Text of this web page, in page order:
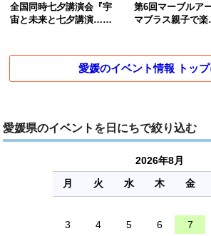
全国同時七夕講演会『宇
宙と未来と七夕講演……
第6回マーブルア
マブラス親子で
愛媛のイベント情報 トッ
愛媛県のイベントを日にちで絞り込む
2026年8月
月
火 水 木 金
3
4 5 6 7